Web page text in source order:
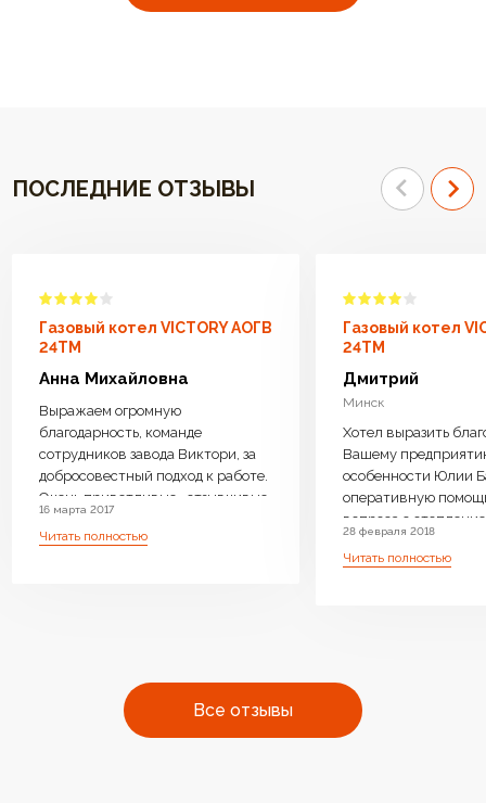
ПОСЛЕДНИЕ ОТЗЫВЫ
Все отзывы
Газовый котел VICTORY АОГВ
24TM
Анна Михайловна
Выражаем огромную
благодарность, команде
сотрудников завода Виктори, за
добросовестный подход к работе.
Очень приветливые , отзывчивые
менеджеры ответили на все
интересующие вопросы, дали
чисто . Оборудование работает
бесшумно.Очень довольны что
выбрали ваш котел. Огромное
16 марта 2017
Читать полностью
Газовый котел
24TM
Дмитрий
Минск
Хотел выразить
Вашему
особенности Юлии
оперативную
вопроса с
возможность
замены
очень много людей
одном месте
отопления высокого
28 февраля 2018
Читать полностью